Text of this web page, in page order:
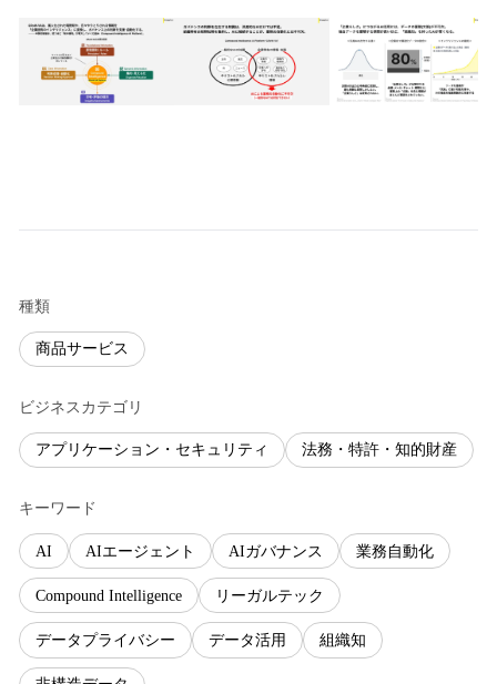
種類
商品サービス
ビジネスカテゴリ
アプリケーション・セキュリティ 法務・特許・知的財産
キーワード
AI AIエージェント AIガバナンス 業務自動化
Compound Intelligence リーガルテック
データプライバシー データ活用 組織知